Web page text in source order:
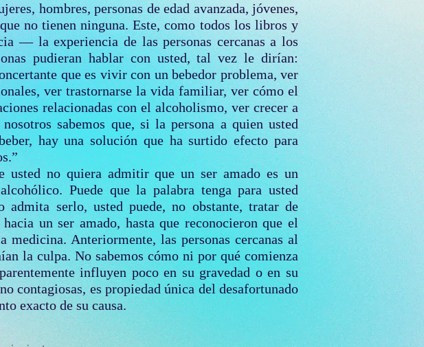
hombres, personas de edad avanzada, jóvenes,
no tienen ninguna. Este, como todos los libros y
— la experiencia de las personas cercanas a los
pudieran hablar con usted, tal vez le dirían:
que es vivir con un bebedor problema, ver
ver trastornarse la vida familiar, ver cómo el
relacionadas con el alcoholismo, ver crecer a
sabemos que, si la persona a quien usted
hay una solución que ha surtido efecto para
usted no quiera admitir que un ser amado es un
Puede que la palabra tenga para usted
admita serlo, usted puede, no obstante, tratar de
un ser amado, hasta que reconocieron que el
Anteriormente, las personas cercanas al
la culpa. No sabemos cómo ni por qué comienza
influyen poco en su gravedad o en su
contagiosas, es propiedad única del desafortunado
exacto de su causa.